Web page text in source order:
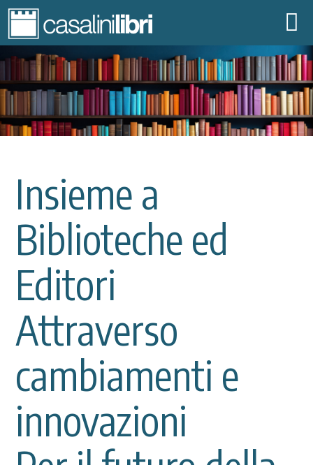
CHI SIAMO
BIBLIOTECHE
CONTENUTI DIGITALI
EDITORI
EVENTI
CONTATTI
Insieme a
Biblioteche ed
Editori
Attraverso
cambiamenti e
innovazioni